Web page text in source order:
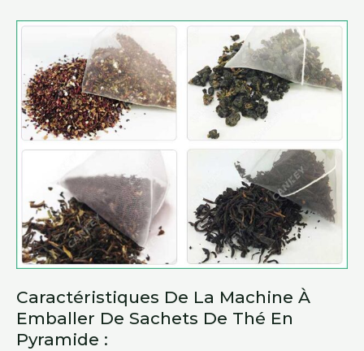
Caractéristiques De La Machine À
Emballer De Sachets De Thé En
Pyramide :